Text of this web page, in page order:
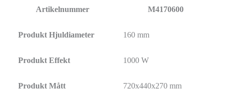
Artikelnummer M4170600
Produkt Hjuldiameter 160 mm
Produkt Effekt 1000 W
Produkt Mått
720x440x270 mm